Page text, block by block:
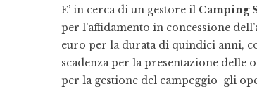
E’ in cerca di un gestore il Camping
per l’affidamento in concessione
euro per la durata di quindici anni,
scadenza per la presentazione delle
per la gestione del campeggio gli